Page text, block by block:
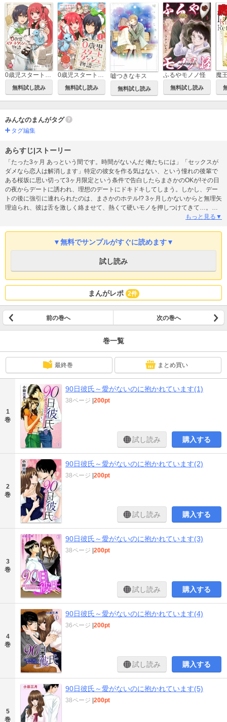
0歳児スタートダッシュ物語【単行本版】
無料試し読み
0歳児スタートダッシュ物語
無料試し読み
嘘つきなキス
無料試し読み
ふるやモノノ怪
無料試し読み
みんなのまんがタグ
タグ編集
あらすじ|ストーリー
「たった3ヶ月 あっという間です。時間がないんだ 俺たちには」「セックスが
ダメなら恋人は解消します」特定の彼女を作る気はない、という憧れの後輩で
ある桜坂に思い切って3ヶ月限定という条件で告白したらまさかのOKが!その日
の夜からデートに誘われ、理想のデートにドキドキしてしまう。しかし、デー
トの後に強引に連れられたのは、まさかのホテル!? 3ヶ月しかないからと無理矢
理迫られ、彼は舌を激しく絡ませて、熱くて硬いモノを押しつけてきて…。桜
坂は、完全な恋人関係を続けるにはセックスが必要だという彼を受けいれる佐
もっと見る▼
▼無料でサンプルがすぐに読めます▼
試し読み
まんがレポ 2件
前の巻へ 次の巻へ
巻一覧
最終巻 まとめ買い
1
巻
90日彼氏～愛がないのに抱かれています(1)
38ページ |200pt
試し読み 購入する
2
巻
90日彼氏～愛がないのに抱かれています(2)
38ページ |200pt
試し読み 購入する
3
巻
90日彼氏～愛がないのに抱かれています(3)
38ページ |200pt
試し読み 購入する
4
巻
90日彼氏～愛がないのに抱かれています(4)
36ページ |200pt
試し読み 購入する
5
巻
90日彼氏～愛がないのに抱かれています(5)
38ページ |200pt